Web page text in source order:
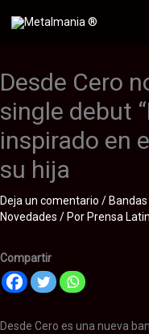
Desde Cero
single debut
inspirado en
su hija
Deja un comentario /
Novedades / Por Prensa
Compartir
Desde Cero es una nueva